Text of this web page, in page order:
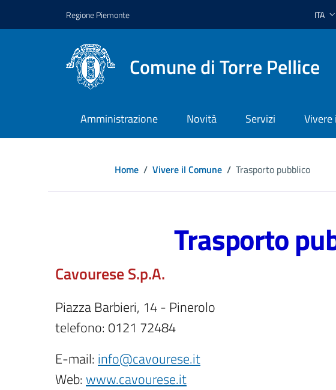
Regione Piemonte ITA
Comune di Torre Pellice
Amministrazione Novità Servizi Vivere
Home / Vivere il Comune / Trasporto pubblico
Trasporto
Cavourese S.p.A.
Piazza Barbieri, 14 - Pinerolo
telefono: 0121 72484
E-mail: info@cavourese.it
Web: www.cavourese.it